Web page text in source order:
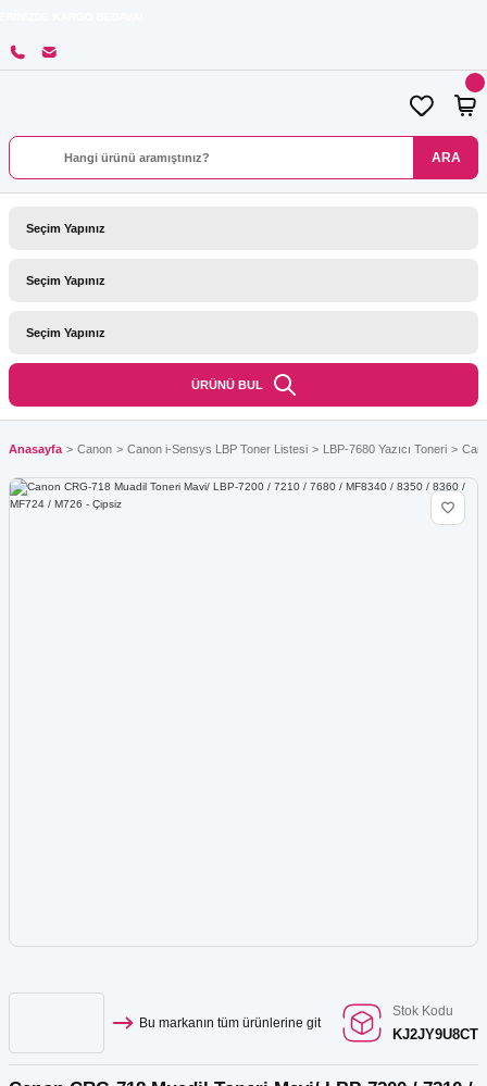
ARA
ÜRÜNÜ BUL
Anasayfa Canon Canon i-Sensys LBP Toner Listesi LBP-7680 Yazıcı Toneri
Bu markanın tüm ürünlerine git
Stok Kodu
KJ2JY9U8CT